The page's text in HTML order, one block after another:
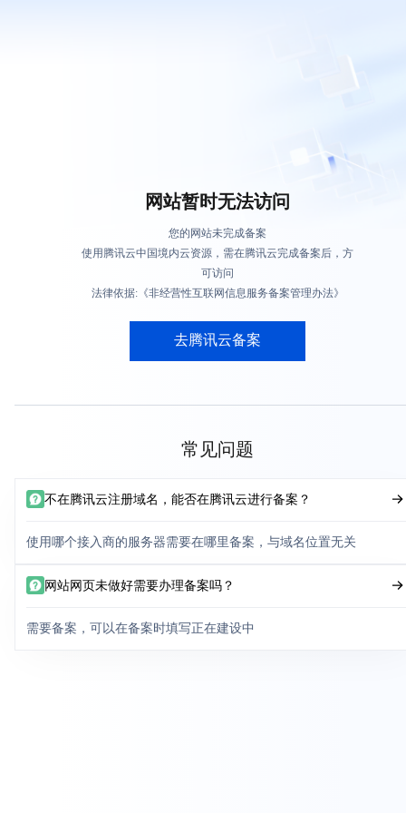
网站暂时无法访问
您的网站未完成备案
使用腾讯云中国境内云资源，需在腾讯云完成备案后，方
可访问
法律依据:《非经营性互联网信息服务备案管理办法》
去腾讯云备案
常见问题
不在腾讯云注册域名，能否在腾讯云进行备案？
使用哪个接入商的服务器需要在哪里备案，与域名位置无关
网站网页未做好需要办理备案吗？
需要备案，可以在备案时填写正在建设中